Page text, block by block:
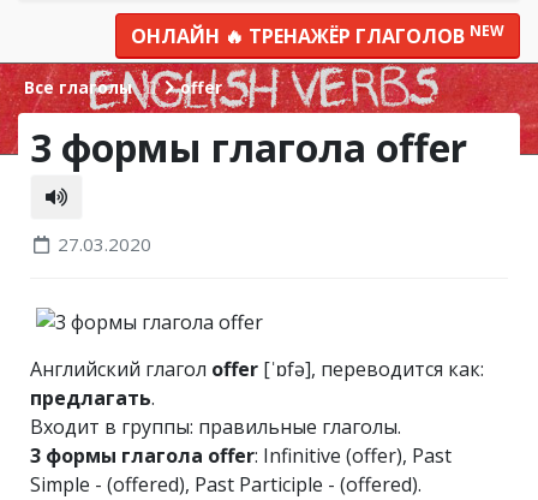
ОНЛАЙН 🔥 ТРЕНАЖЁР ГЛАГОЛОВ NEW
Все глаголы offer
3 формы глагола offer
27.03.2020
Английский глагол offer [ˈɒfə], переводится как:
предлагать.
Входит в группы: правильные глаголы.
3 формы глагола offer: Infinitive (offer), Past
Simple - (offered), Past Participle - (offered).